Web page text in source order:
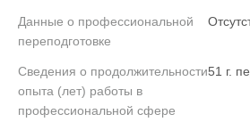
Данные о профессиональной
переподготовке
Сведения о продолжительности
опыта (лет) работы в
профессиональной сфере
51 г.